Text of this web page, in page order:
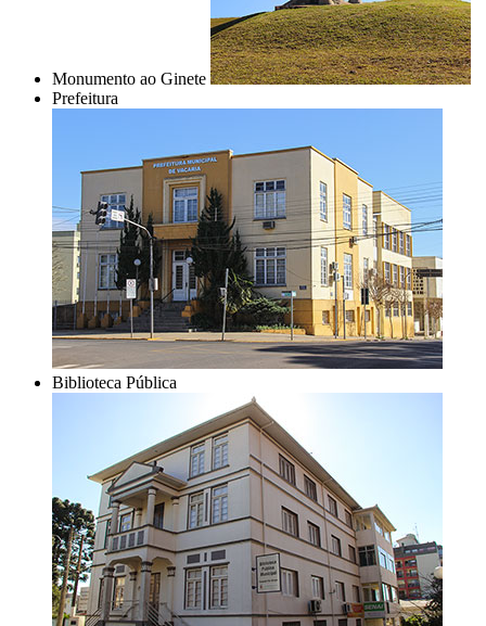
Monumento ao Ginete
Prefeitura
Biblioteca Pública